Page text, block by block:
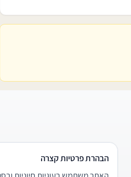
הבהרת פרטיות קצרה